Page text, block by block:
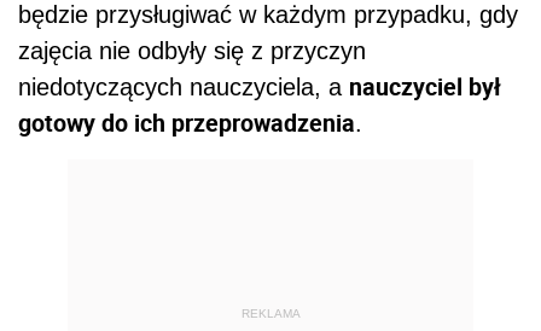
będzie przysługiwać w każdym przypadku, gdy
zajęcia nie odbyły się z przyczyn
niedotyczących nauczyciela, a nauczyciel był
gotowy do ich przeprowadzenia.
REKLAMA